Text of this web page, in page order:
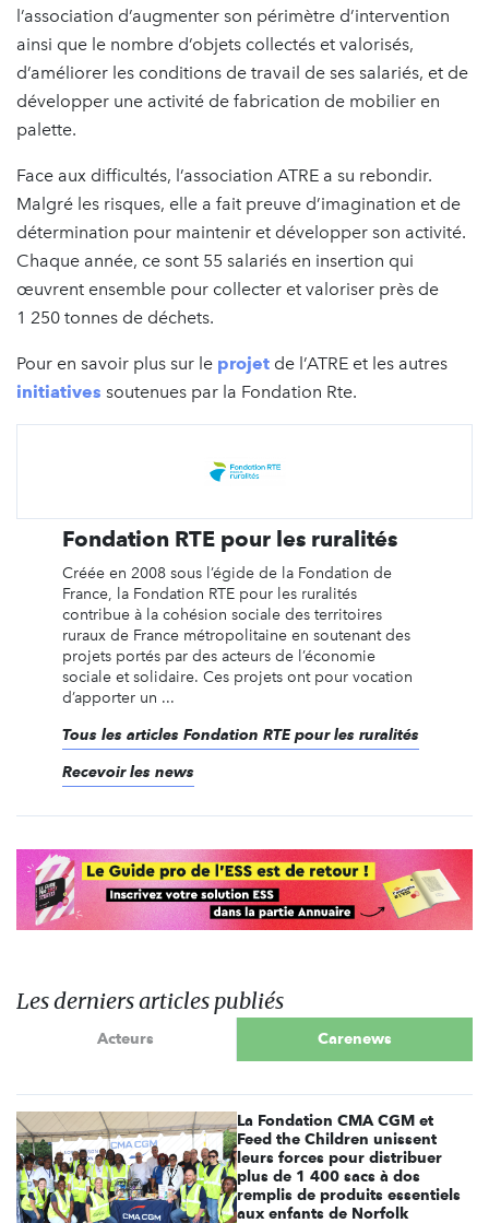
l’association d’augmenter son périmètre d’intervention
ainsi que le nombre d’objets collectés et valorisés,
d’améliorer les conditions de travail de ses salariés, et de
développer une activité de fabrication de mobilier en
palette.
Face aux difficultés, l’association ATRE a su rebondir.
Malgré les risques, elle a fait preuve d’imagination et de
détermination pour maintenir et développer son activité.
Chaque année, ce sont 55 salariés en insertion qui
œuvrent ensemble pour collecter et valoriser près de
1 250 tonnes de déchets.
Pour en savoir plus sur le projet de l’ATRE et les autres
initiatives soutenues par la Fondation Rte.
Fondation RTE pour les ruralités
Créée en 2008 sous l’égide de la Fondation de
France, la Fondation RTE pour les ruralités
contribue à la cohésion sociale des territoires
ruraux de France métropolitaine en soutenant des
projets portés par des acteurs de l’économie
sociale et solidaire. Ces projets ont pour vocation
d’apporter un ...
Tous les articles Fondation RTE pour les ruralités
Recevoir les news
Les derniers articles publiés
Acteurs Carenews
La Fondation CMA CGM et
Feed the Children unissent
leurs forces pour distribuer
plus de 1 400 sacs à dos
remplis de produits essentiels
aux enfants de Norfolk